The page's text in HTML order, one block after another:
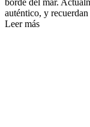
auténtico, y
Leer más